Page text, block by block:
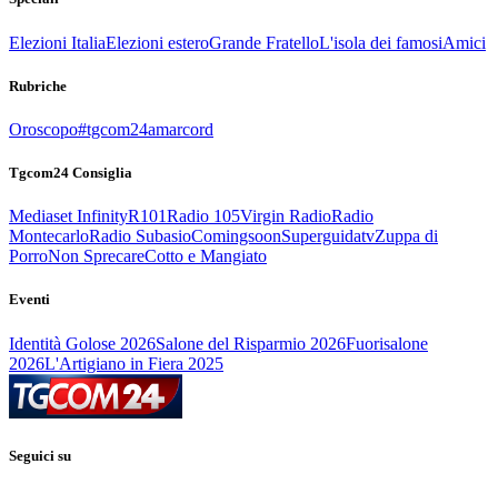
Elezioni ItaliaElezioni esteroGrande FratelloL'isola dei famosiAmici
Rubriche
Oroscopo#tgcom24amarcord
Tgcom24 Consiglia
Mediaset InfinityR101Radio 105Virgin RadioRadio
MontecarloRadio SubasioComingsoonSuperguidatvZuppa di
PorroNon SprecareCotto e Mangiato
Eventi
Identità Golose 2026Salone del Risparmio 2026Fuorisalone
2026L'Artigiano in Fiera 2025
Seguici su